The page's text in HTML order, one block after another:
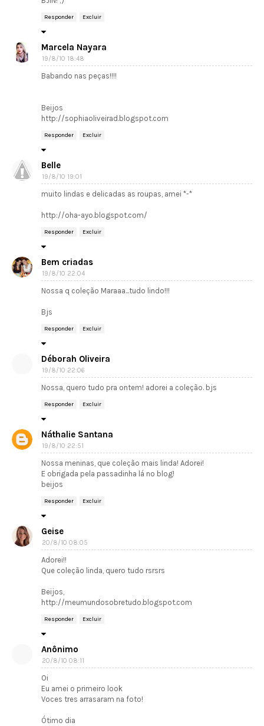
Responder Excluir
Marcela Nayara
19/8/10 18:48
Babando nas peças!!!!
Beijos
http://sophiaoliveirad.blogspot.com
Responder Excluir
Belle
19/8/10 19:01
muito lindas e delicadas as roupas, amei *-*
http://oha-ayo.blogspot.com/
Responder Excluir
Bem criadas
19/8/10 22:04
Nossa q coleção Maraaa...tudo lindo!!!
Bjs
Responder Excluir
Déborah Oliveira
19/8/10 22:06
Nossa, quero tudo pra ontem! adorei a coleção. bjs
Responder Excluir
Náthalie Santana
19/8/10 22:51
Nossa meninas, que coleção mais linda! Adorei!
E obrigada pela passadinha lá no blog!
beijos
Responder Excluir
Geise
20/8/10 08:05
Adorei!!
Que coleção linda, quero tudo rsrsrs
Beijos,
http://meumundosobretudo.blogspot.com
Responder Excluir
Anônimo
20/8/10 08:11
Oi
Eu amei o primeiro look
Voces tres arrasaram na foto!
Ótimo dia